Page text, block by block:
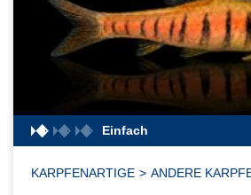
Einfach
KARPFENARTIGE > ANDERE